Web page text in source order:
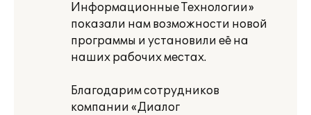
Информационные Технологии»
показали нам возможности новой
программы и установили её на
наших рабочих местах.
Благодарим сотрудников
компании «Диалог